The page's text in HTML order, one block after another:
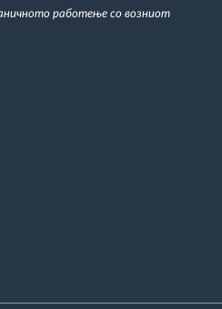
работење со возниот